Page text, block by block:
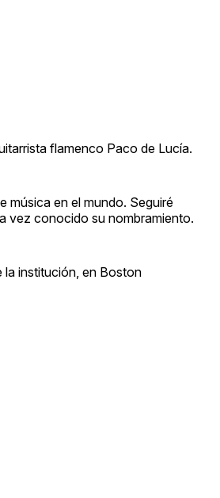
flamenco Paco de Lucía.
música en el mundo. Seguiré
vez conocido su nombramiento.
la institución, en Boston